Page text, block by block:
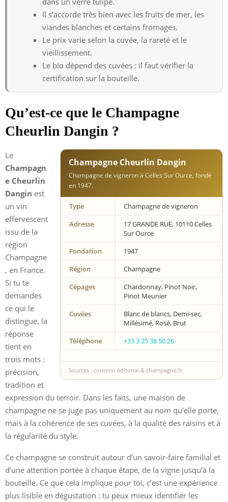
Il s’accorde très bien avec les fruits de mer, les
viandes blanches et certains fromages.
Le prix varie selon la cuvée, la rareté et le
vieillissement.
Le bio dépend des cuvées : il faut vérifier la
certification sur la bouteille.
Qu’est-ce que le Champagne
Cheurlin Dangin ?
Champagne Cheurlin Dangin
Champagne de vigneron à Celles Sur Ource, fondé
en 1947.
Type
Champagne de vigneron
Adresse
17 GRANDE RUE, 10110 Celles
Sur Ource
Fondation
1947
Région
Champagne
Cépages
Chardonnay, Pinot Noir,
Pinot Meunier
Cuvées
Blanc de blancs, Demi-sec,
Millésimé, Rosé, Brut
Téléphone
+33 3 25 38 50 26
Sources : contenu éditorial & champagne.fr
Le
Champagn
e Cheurlin
Dangin est
un vin
effervescent
issu de la
région
Champagne
, en France.
Si tu te
demandes
ce qui le
distingue, la
réponse
tient en
trois mots :
précision,
tradition et
expression du terroir. Dans les faits, une maison de
champagne ne se juge pas uniquement au nom qu’elle porte,
mais à la cohérence de ses cuvées, à la qualité des raisins et à
la régularité du style.
Ce champagne se construit autour d’un savoir-faire familial et
d’une attention portée à chaque étape, de la vigne jusqu’à la
bouteille. Ce que cela implique pour toi, c’est une expérience
plus lisible en dégustation : tu peux mieux identifier les